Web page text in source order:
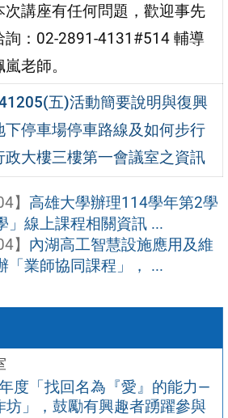
度「找回名為『愛』的能力—
坊」，鼓勵有興趣者踴躍參與
次講座有任何問題，歡迎事先
詢：02-2891-4131#514 輔導
老師。
五)活動簡要說明與復興
下停車場停車路線及如何步行
政大樓三樓第一會議室之資訊
】 高雄大學辦理114學年第2學
」線上課程相關資訊 ...
】 內湖高工智慧設施應用及維
「業師協同課程」， ...